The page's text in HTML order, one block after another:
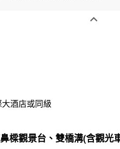

酒店或同級
觀景台、雙橋溝(含觀光車